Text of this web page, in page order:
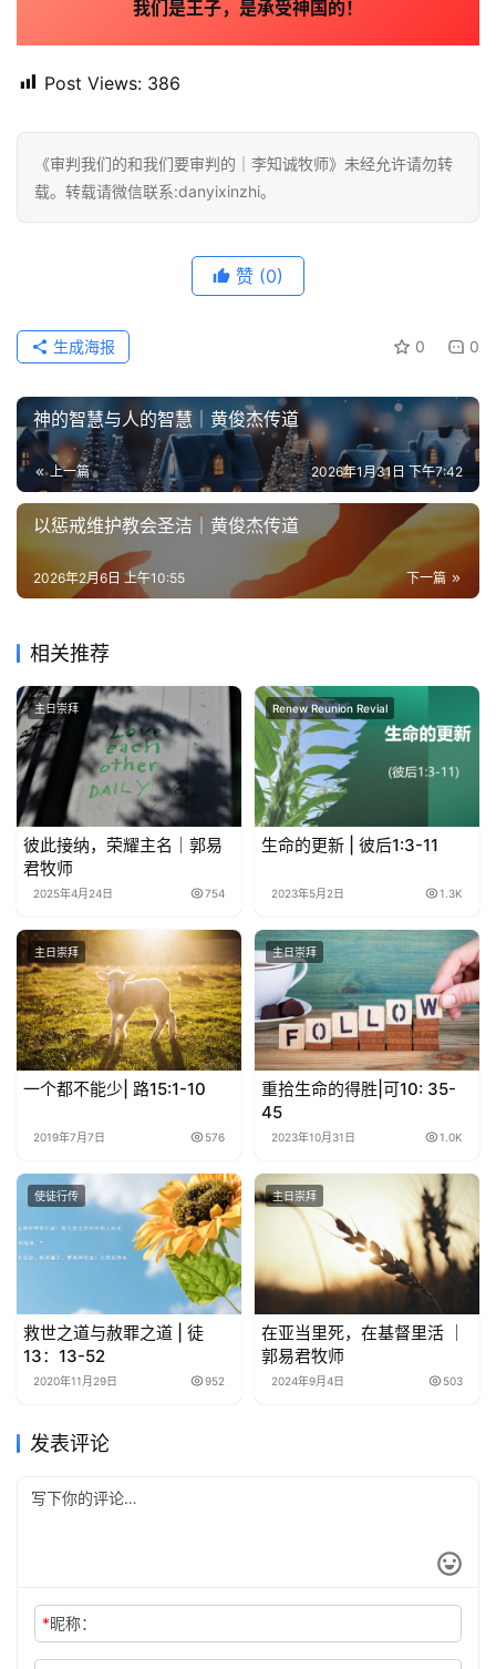
我们是王子，是承受神国的！
Post Views: 386
《审判我们的和我们要审判的｜李知诚牧师》未经允许请勿转
载。转载请微信联系:danyixinzhi。
赞 (0)
0 0
生成海报
神的智慧与人的智慧｜黄俊杰传道
上一篇 2026年1月31日 下午7:42
以惩戒维护教会圣洁｜黄俊杰传道
下一篇
2026年2月6日 上午10:55
相关推荐
主日崇拜
彼此接纳，荣耀主名｜郭易
君牧师
2025年4月24日 754
Renew Reunion Revial
生命的更新 | 彼后1:3-11
2023年5月2日 1.3K
主日崇拜
一个都不能少| 路15:1-10
2019年7月7日 576
主日崇拜
重拾生命的得胜|可10: 35-
45
2023年10月31日 1.0K
使徒行传
救世之道与赦罪之道 | 徒
13：13-52
2020年11月29日 952
主日崇拜
在亚当里死，在基督里活 ｜
郭易君牧师
2024年9月4日 503
发表评论
*昵称：